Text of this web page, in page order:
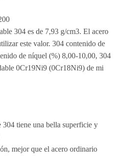
304 es de 7,93 g/cm3. El acero
este valor. 304 contenido de
de níquel (%) 8,00-10,00, 304
0Cr19Ni9 (0Cr18Ni9) de mi
tiene una bella superficie y
mejor que el acero ordinario